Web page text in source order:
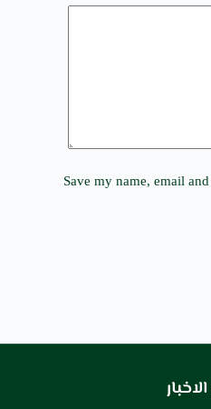
Save my name, email